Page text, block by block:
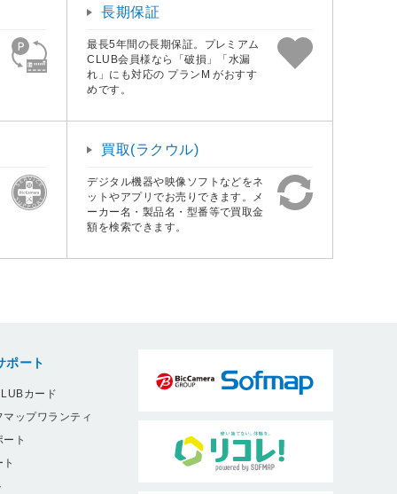
長期保証
最長5年間の長期保証。プレミアム
CLUB会員様なら「破損」「水漏
れ」にも対応の プランM がおすす
めです。
買取(ラクウル)
デジタル機器や映像ソフトなどをネ
ットやアプリでお売りできます。メ
ーカー名・製品名・型番等で買取金
額を検索できます。
ポート
カード
ップワランティ
ト